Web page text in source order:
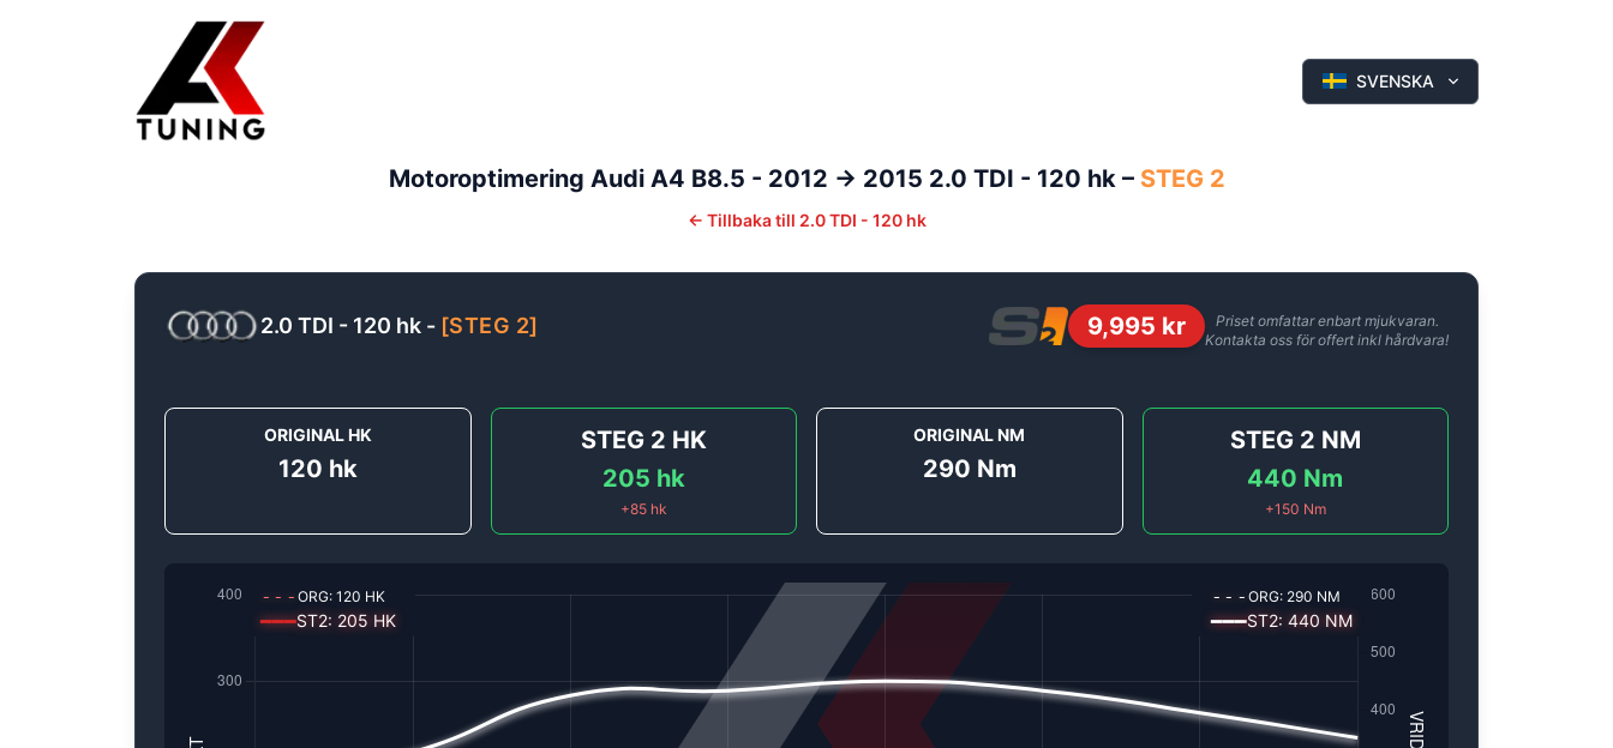
SVENSKA
Motoroptimering Audi A4 B8.5 - 2012 -> 2015 2.0 TDI - 120 hk– STEG 2
← Tillbaka till 2.0 TDI - 120 hk
2.0 TDI - 120 hk - [STEG 2] 9,995 kr
Priset omfattar enbart mjukvaran.
Kontakta oss för offert inkl hårdvara!
ORIGINAL HK
120 hk
STEG 2 HK
205 hk
+85hk
ORIGINAL NM
290 Nm
STEG 2 NM
440 Nm
+150 Nm
---ORG:120 HK
━━━ST2: 205 HK
---ORG: 290 NM
━━━ST2: 440 NM